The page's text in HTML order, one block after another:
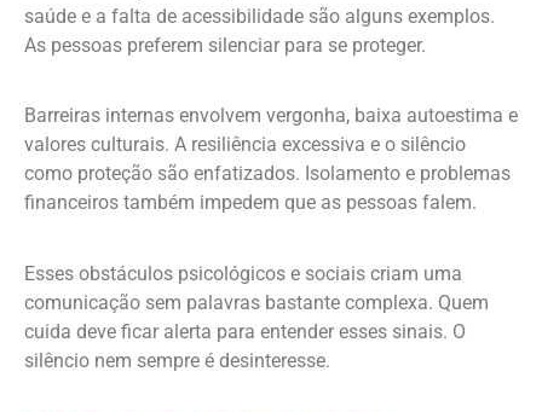
saúde e a falta de acessibilidade são alguns exemplos.
As pessoas preferem silenciar para se proteger.
Barreiras internas envolvem vergonha, baixa autoestima e
valores culturais. A resiliência excessiva e o silêncio
como proteção são enfatizados. Isolamento e problemas
financeiros também impedem que as pessoas falem.
Esses obstáculos psicológicos e sociais criam uma
comunicação sem palavras bastante complexa. Quem
cuida deve ficar alerta para entender esses sinais. O
silêncio nem sempre é desinteresse.